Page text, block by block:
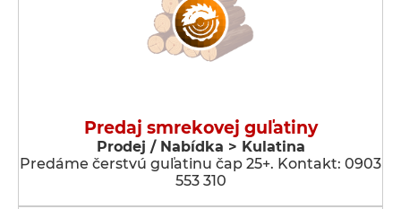
Predaj smrekovej guľatiny
Prodej / Nabídka > Kulatina
Predáme čerstvú guľatinu čap 25+. Kontakt: 0903
553 310